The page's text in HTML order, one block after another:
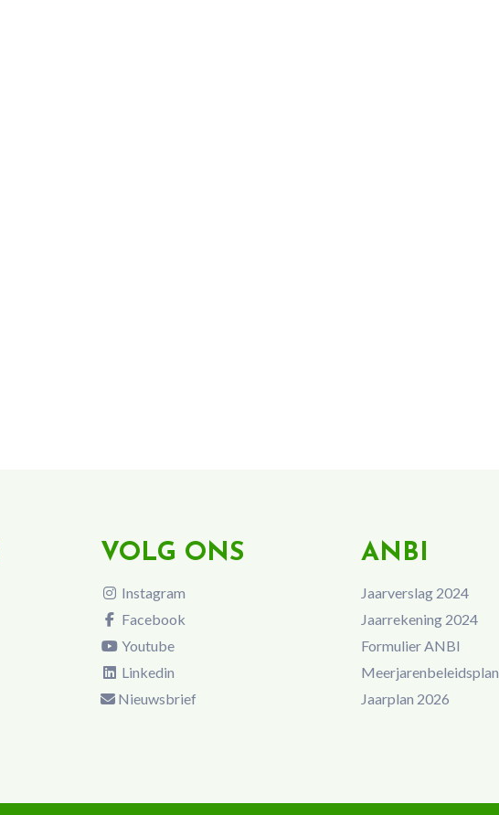
VOLG ONS
Instagram
Facebook
Youtube
Linkedin
Nieuwsbrief
ANBI
Jaarverslag 2024
Jaarrekening 2024
Formulier ANBI
Meerjarenbeleidsplan
Jaarplan 2026